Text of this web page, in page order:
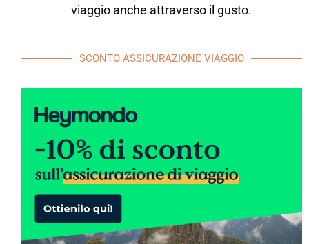
viaggio anche attraverso il gusto.
SCONTO ASSICURAZIONE VIAGGIO